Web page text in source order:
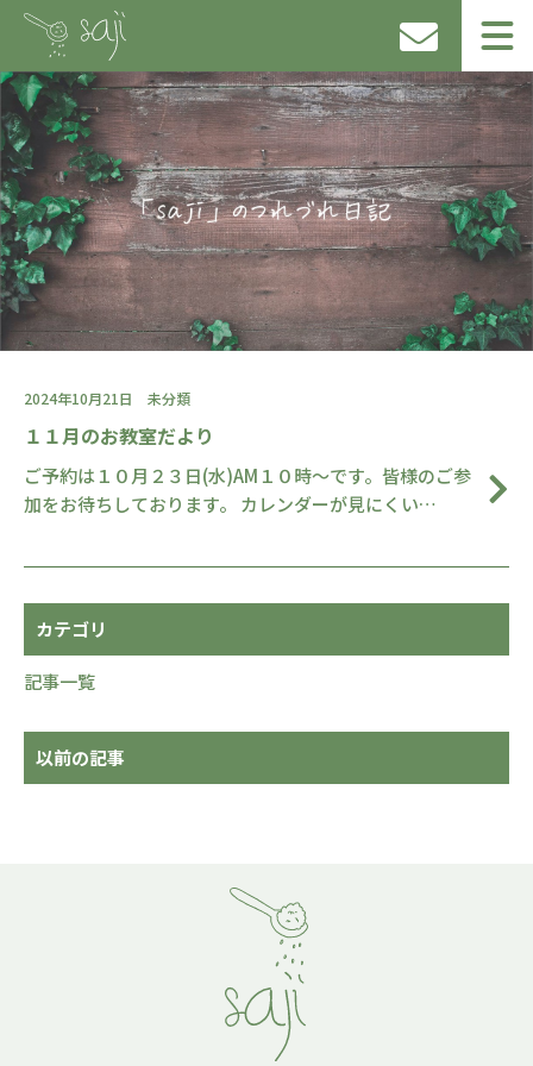
2024年10月21日 未分類
１１月のお教室だより
ご予約は１０月２３日(水)AM１０時～です。皆様のご参
加をお待ちしております。 カレンダーが見にくい…
カテゴリ
記事一覧
以前の記事